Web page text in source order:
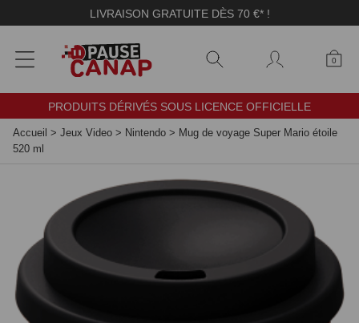
LIVRAISON GRATUITE DÈS 70 €* !
0
PRODUITS DÉRIVÉS SOUS LICENCE OFFICIELLE
Accueil > Jeux Video > Nintendo > Mug de voyage Super Mario étoile
520 ml
Panneau de gestion des cookies